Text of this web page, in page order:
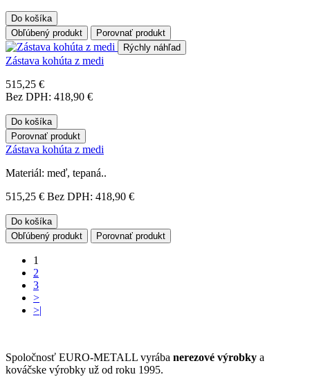
Do košíka
Obľúbený produkt
Porovnať produkt
Rýchly náhľad
Zástava kohúta z medi
515,25 €
Bez DPH: 418,90 €
Do košíka
Porovnať produkt
Zástava kohúta z medi
Materiál: meď, tepaná..
515,25 € Bez DPH: 418,90 €
Do košíka
Obľúbený produkt
Porovnať produkt
1
2
3
>
>|
Spoločnosť EURO-METALL vyrába nerezové výrobky a
kováčske výrobky už od roku 1995.